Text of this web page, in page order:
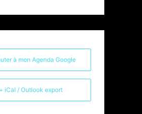
à mon Agenda Google
+ iCal / Outlook export